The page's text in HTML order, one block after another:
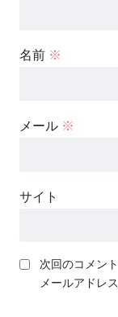
名前 ※
メール ※
サイト
次回のコメン
メールアドレ